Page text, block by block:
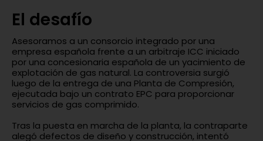
El desafío
Asesoramos a un consorcio integrado por una
empresa española frente a un arbitraje ICC iniciado
por una concesionaria española de un yacimiento de
explotación de gas natural. La controversia surgió
luego de la entrega de una Planta de Compresión,
ejecutada bajo un contrato EPC para proporcionar
servicios de gas comprimido.
Tras la puesta en marcha de la planta, la contraparte
alegó defectos de diseño y construcción, intentó